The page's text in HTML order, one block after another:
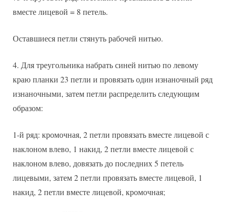
вместе лицевой = 8 петель.
Оставшиеся петли стянуть рабочей нитью.
Для треугольника набрать синей нитью по левому
краю планки 23 петли и провязать один изнаночный ряд
изнаночными, затем петли распределить следующим
образом:
1-й ряд: кромочная, 2 петли провязать вместе лицевой с
наклоном влево, 1 накид, 2 петли вместе лицевой с
наклоном влево, довязать до последних 5 петель
лицевыми, затем 2 петли провязать вместе лицевой, 1
накид, 2 петли вместе лицевой, кромочная;